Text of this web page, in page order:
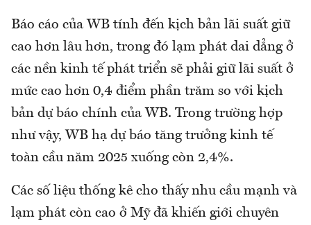
Báo cáo của WB tính đến kịch bản lãi suất giữ
cao hơn lâu hơn, trong đó lạm phát dai dẳng ở
các nền kinh tế phát triển sẽ phải giữ lãi suất ở
mức cao hơn 0,4 điểm phần trăm so với kịch
bản dự báo chính của WB. Trong trường hợp
như vậy, WB hạ dự báo tăng trưởng kinh tế
toàn cầu năm 2025 xuống còn 2,4%.
Các số liệu thống kê cho thấy nhu cầu mạnh và
lạm phát còn cao ở Mỹ đã khiến giới chuyên